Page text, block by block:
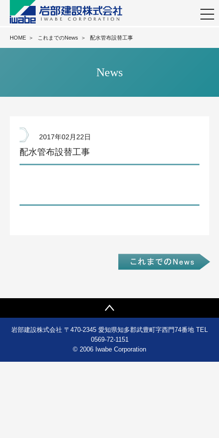
HOME ＞ これまでのNews ＞ 配水管布設替工事
News
2017年02月22日
配水管布設替工事
岩部建設株式会社 〒470-2345 愛知県知多郡武豊町字西門74番地 TEL
0569-72-1151
© 2006 Iwabe Corporation